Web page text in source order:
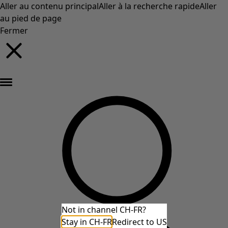
Aller au contenu principalAller à la recherche rapideAller
au pied de page
Fermer
Not in channel CH-FR?
Stay in CH-FRRedirect to US